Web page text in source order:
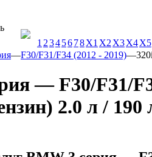
1 2345678X1 X2 X3X4X5
—F30/F31/F34 (2012 - 2019)—
— F30/F31/
2.0 л / 190